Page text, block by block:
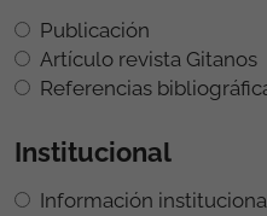
Publicación
Artículo revista Gitanos
Referencias
Institucional
Información